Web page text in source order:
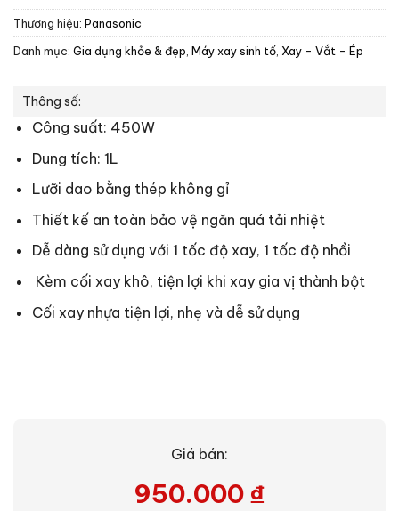
Thương hiệu: Panasonic
Danh mục: Gia dụng khỏe & đẹp, Máy xay sinh tố, Xay - Vắt - Ép
Thông số:
Công suất: 450W
Dung tích: 1L
Lưỡi dao bằng thép không gỉ
Thiết kế an toàn bảo vệ ngăn quá tải nhiệt
Dễ dàng sử dụng với 1 tốc độ xay, 1 tốc độ nhồi
Kèm cối xay khô, tiện lợi khi xay gia vị thành bột
Cối xay nhựa tiện lợi, nhẹ và dễ sử dụng
Giá bán:
950.000 ₫